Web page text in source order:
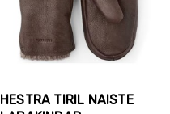
HESTRA TIRIL NAISTE